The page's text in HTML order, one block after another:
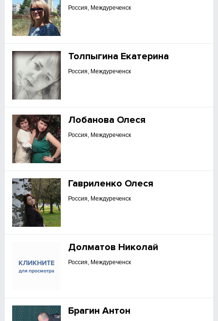
Россия, Междуреченск
Толпыгина Екатерина
Россия, Междуреченск
Лобанова Олеся
Россия, Междуреченск
Гавриленко Олеся
Россия, Междуреченск
Долматов Николай
Россия, Междуреченск
Брагин Антон